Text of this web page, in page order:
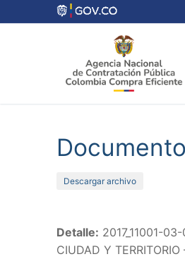
al
Descargar archivo
Detalle: 2017_11001-
CIUDAD Y